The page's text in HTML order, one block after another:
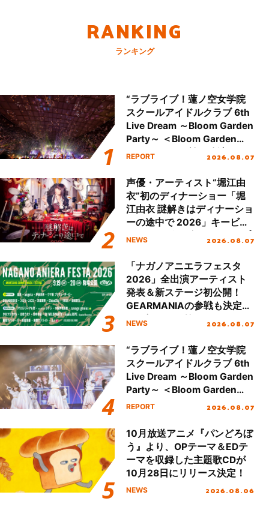
RANKING
ランキング
“ラブライブ！蓮ノ空女学院
スクールアイドルクラブ 6th
Live Dream ～Bloom Garden
Party～ ＜Bloom Garden
Party Stage／埼玉公演＞”
REPORT 2026.08.07
声優・アーティスト“堀江由
衣”初のディナーショー「堀
江由衣 謎解きはディナーショ
ーの途中で 2026」キービジ
ュアル＆グッズラインナップ
NEWS 2026.08.07
「ナガノアニエラフェスタ
2026」全出演アーティスト
発表＆新ステージ初公開！
GEARMANIAの参戦も決定
し、初となる第3ステージの
NEWS 2026.08.07
“ラブライブ！蓮ノ空女学院
スクールアイドルクラブ 6th
Live Dream ～Bloom Garden
Party～ ＜Bloom Garden
Party Stage／埼玉公演＞”
REPORT 2026.08.07
10月放送アニメ『パンどろぼ
う』より、OPテーマ＆EDテ
ーマを収録した主題歌CDが
10月28日にリリース決定！
NEWS 2026.08.06